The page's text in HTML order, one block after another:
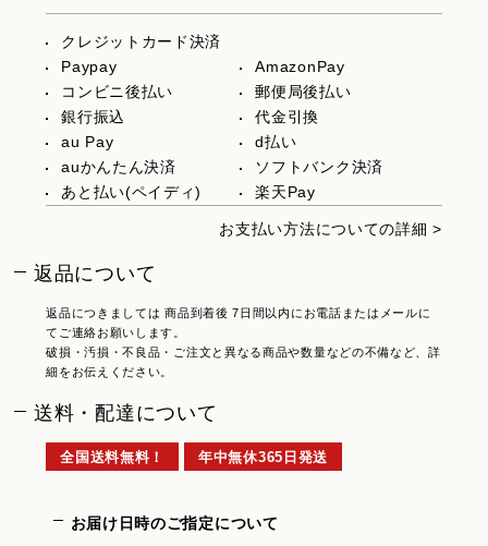
クレジットカード決済
Paypay
AmazonPay
コンビニ後払い
郵便局後払い
銀行振込
代金引換
au Pay
d払い
auかんたん決済
ソフトバンク決済
あと払い(ペイディ)
楽天Pay
お支払い方法についての詳細 >
返品について
返品につきましては 商品到着後 7日間以内にお電話またはメールに
てご連絡お願いします。
破損・汚損・不良品・ご注文と異なる商品や数量などの不備など、詳
細をお伝えください。
送料・配達について
全国送料無料！ 年中無休365日発送
お届け日時のご指定について